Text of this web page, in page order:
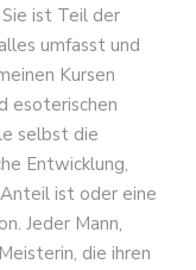
ist Teil der
umfasst und
Kursen
esoterischen
selbst die
Entwicklung,
ist oder eine
Jeder Mann,
die ihren